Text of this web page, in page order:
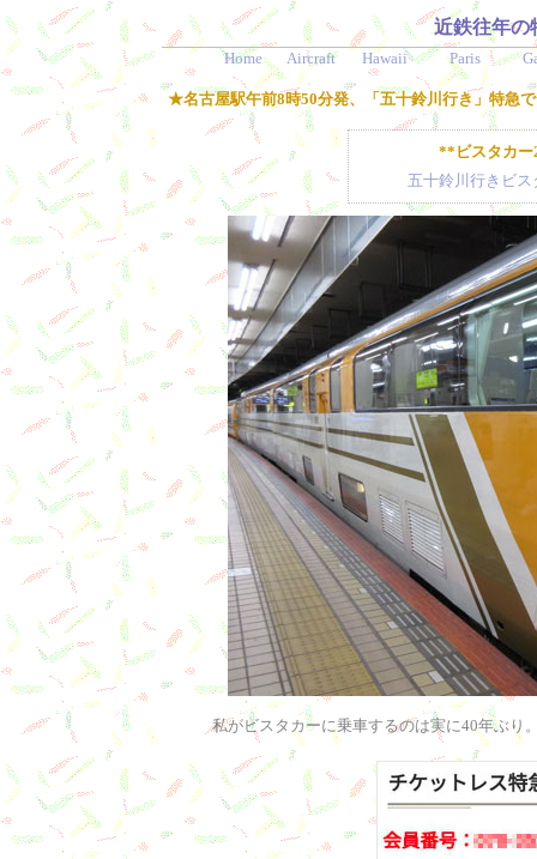
近鉄往年の
Home Aircraft Hawaii Paris
★名古屋駅午前8時50分発、「五十鈴川行き」特急
**ビスタカ
五十鈴川行きビ
私がビスタカーに乗車するのは実に40年ぶり